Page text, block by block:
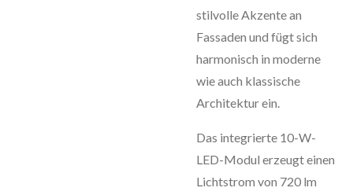
stilvolle Akzente an
Fassaden und fügt sich
harmonisch in moderne
wie auch klassische
Architektur ein.
Das integrierte 10-W-
LED-Modul erzeugt einen
Lichtstrom von 720 lm